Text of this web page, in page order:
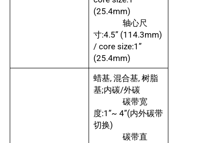
(25.4mm)
轴心尺
寸:4.5” (114.3mm)
/ core size:1”
(25.4mm)
蜡基, 混合基, 树脂
基;内碳/外碳
碳带宽
度:1”~ 4”(内外碳带
切换)
碳带直